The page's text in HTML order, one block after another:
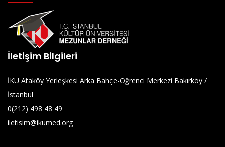
İletişim Bilgileri
İKÜ Ataköy Yerleşkesi Arka Bahçe-Öğrenci Merkezi Bakırköy /
İstanbul
0(212) 498 48 49
iletisim@ikumed.org